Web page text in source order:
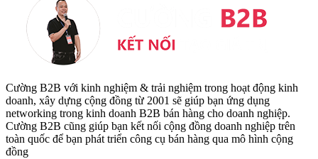
Cường B2B với kinh nghiệm & trải nghiệm trong hoạt động kinh
doanh, xây dựng cộng đồng từ 2001 sẽ giúp bạn ứng dụng
networking trong kinh doanh B2B bán hàng cho doanh nghiệp.
Cường B2B cũng giúp bạn kết nối cộng đồng doanh nghiệp trên
toàn quốc để bạn phát triển công cụ bán hàng qua mô hình cộng
đồng